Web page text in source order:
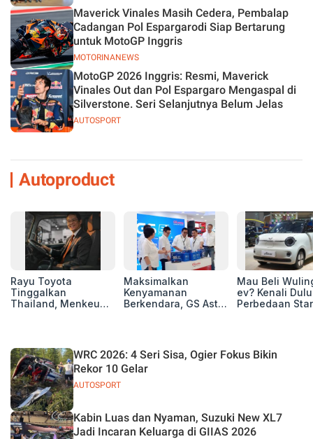
MOTORINANEWS
Maverick Vinales Masih Cedera, Pembalap
Cadangan Pol Espargarodi Siap Bertarung
untuk MotoGP Inggris
AUTOSPORT
MotoGP 2026 Inggris: Resmi, Maverick
Vinales Out dan Pol Espargaro Mengaspal di
Silverstone. Seri Selanjutnya Belum Jelas
Autoproduct
Rayu Toyota
Tinggalkan
Thailand, Menkeu
Basis Produksi
ASEAN
Maksimalkan
Kenyamanan
Berkendara, GS Astra
2026
Mau Beli
ev? Kenali Dulu
Perbedaan
AUTOSPORT
WRC 2026: 4 Seri Sisa, Ogier Fokus Bikin
Rekor 10 Gelar
Kabin Luas dan Nyaman, Suzuki New XL7
Jadi Incaran Keluarga di GIIAS 2026